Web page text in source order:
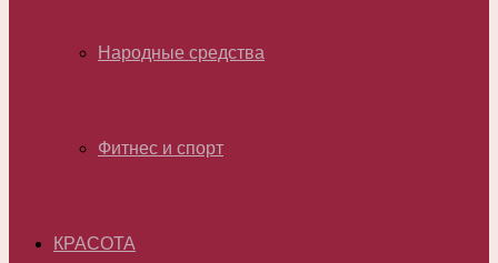
Народные средства
Фитнес и спорт
КРАСОТА